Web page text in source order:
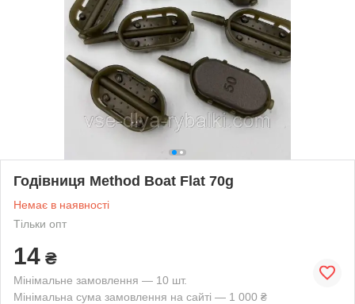
Годівниця Method Boat Flat 70g
Немає в наявності
Тільки опт
14 ₴
Мінімальне замовлення — 10 шт.
Мінімальна сума замовлення на сайті — 1 000 ₴